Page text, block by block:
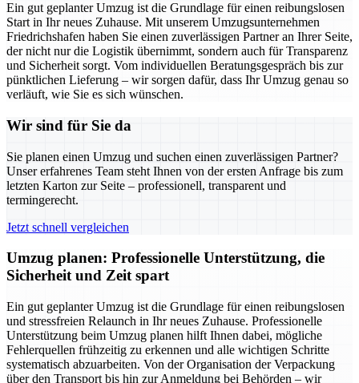
Ein gut geplanter Umzug ist die Grundlage für einen reibungslosen
Start in Ihr neues Zuhause. Mit unserem Umzugsunternehmen
Friedrichshafen haben Sie einen zuverlässigen Partner an Ihrer Seite,
der nicht nur die Logistik übernimmt, sondern auch für Transparenz
und Sicherheit sorgt. Vom individuellen Beratungsgespräch bis zur
pünktlichen Lieferung – wir sorgen dafür, dass Ihr Umzug genau so
verläuft, wie Sie es sich wünschen.
Wir sind für Sie da
Sie planen einen Umzug und suchen einen zuverlässigen Partner?
Unser erfahrenes Team steht Ihnen von der ersten Anfrage bis zum
letzten Karton zur Seite – professionell, transparent und
termingerecht.
Jetzt schnell vergleichen
Umzug planen: Professionelle Unterstützung, die
Sicherheit und Zeit spart
Ein gut geplanter Umzug ist die Grundlage für einen reibungslosen
und stressfreien Relaunch in Ihr neues Zuhause. Professionelle
Unterstützung beim Umzug planen hilft Ihnen dabei, mögliche
Fehlerquellen frühzeitig zu erkennen und alle wichtigen Schritte
systematisch abzuarbeiten. Von der Organisation der Verpackung
über den Transport bis hin zur Anmeldung bei Behörden – wir